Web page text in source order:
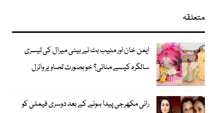
متعلقہ
ایمن خان اور منیب بٹ نے بیٹی میرال کی تیسری
سالگرہ کیسے منائی؟ خوبصورت تصاویر وائرل
رانی مکھرجی پیدا ہونے کے بعد دوسری فیملی کو